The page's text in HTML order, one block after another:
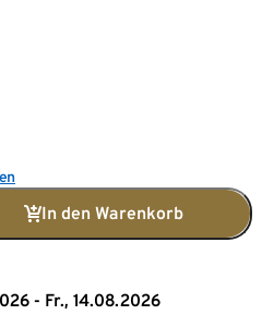
In den Warenkorb
- Fr., 14.08.2026